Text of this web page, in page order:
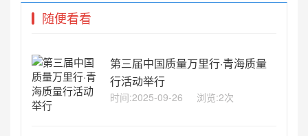
随便看看
第三届中国质量万里行·青海质量
行活动举行
时间:2025-09-26 浏览:2次